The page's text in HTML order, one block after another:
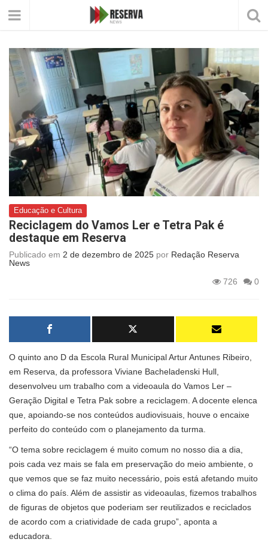
Educação e Cultura
Reciclagem do Vamos Ler e Tetra Pak é
destaque em Reserva
Publicado em 2 de dezembro de 2025 por Redação Reserva
News
726
0
O quinto ano D da Escola Rural Municipal Artur Antunes Ribeiro,
em Reserva, da professora Viviane Bacheladenski Hull,
desenvolveu um trabalho com a videoaula do Vamos Ler –
Geração Digital e Tetra Pak sobre a reciclagem. A docente elenca
que, apoiando-se nos conteúdos audiovisuais, houve o encaixe
perfeito do conteúdo com o planejamento da turma.
“O tema sobre reciclagem é muito comum no nosso dia a dia,
pois cada vez mais se fala em preservação do meio ambiente, o
que vemos que se faz muito necessário, pois está afetando muito
o clima do país. Além de assistir as videoaulas, fizemos trabalhos
de figuras de objetos que poderiam ser reutilizados e reciclados
de acordo com a criatividade de cada grupo”, aponta a
educadora.